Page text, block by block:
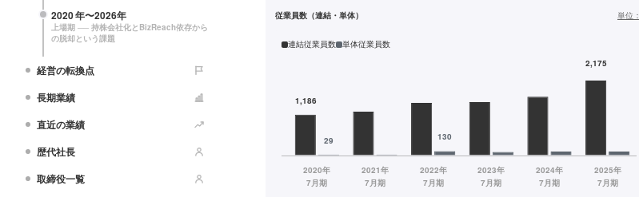
2020年〜2026年
上場期 ── 持株会社化とBizReach依存から
の脱却という課題
経営の転換点
長期業績
直近の業績
歴代社長
取締役一覧
従業員数（連結・単体） 単位：
連結従業員数 単体従業員数